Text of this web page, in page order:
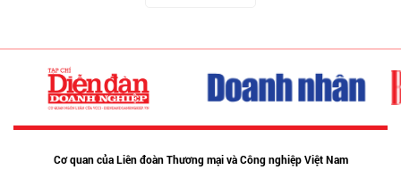
Cơ quan của Liên đoàn Thương mại và Công nghiệp Việt Nam